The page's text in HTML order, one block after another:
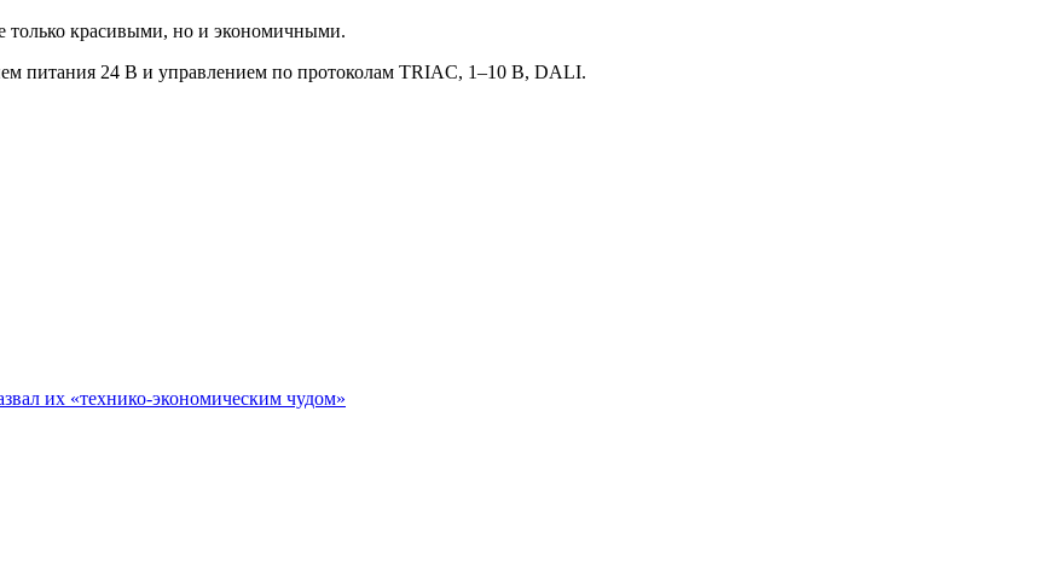
только красивыми, но и экономичными.
питания 24 В и управлением по протоколам TRIAC, 1–10 В, DALI.
их «технико-экономическим чудом»